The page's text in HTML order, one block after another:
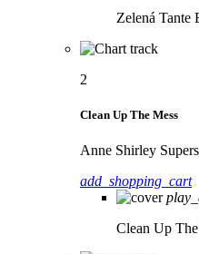
Zelená
2
Clean Up The Mess
Anne Shirley
add_shopping_cart
Clean Up